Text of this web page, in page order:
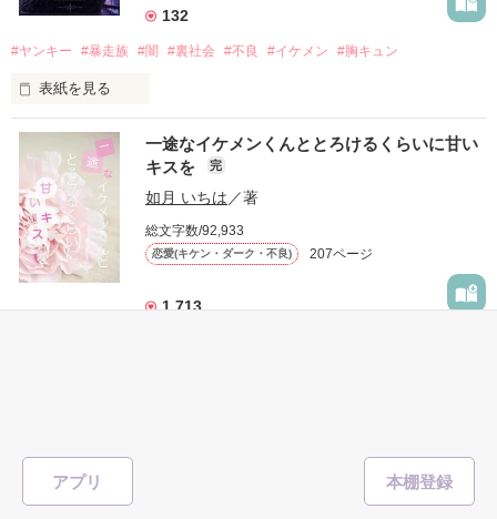
アプリ
高校生になって再会した彼は、隣の学校で”王子様”と呼ばれる
他の女の子には冷たいのに
私にだけ昔と変わらない笑顔を向けてくる。
「澪ちゃん。」
それは止まっていた恋が再び動き始める合図──。
✨.ﾟ･*..☆.｡.:*✨.☆.｡.:. *:ﾟ✨.ﾟ･*..☆.｡.:*✨
132
#ヤンキー #暴走族 #闇 #裏社会 #不良 #イケメン #胸キュン
表紙を見る
表紙画像はAIです
作品を読む
一途なイケメンくんととろけるくらいに甘い
キスを
完
如月 いちは ／著
総文字数/92,933
恋愛(キケン・ダーク・不良) 207ページ
1,713
「瑠莉に一目惚れしたんだよ……悪いかよ」